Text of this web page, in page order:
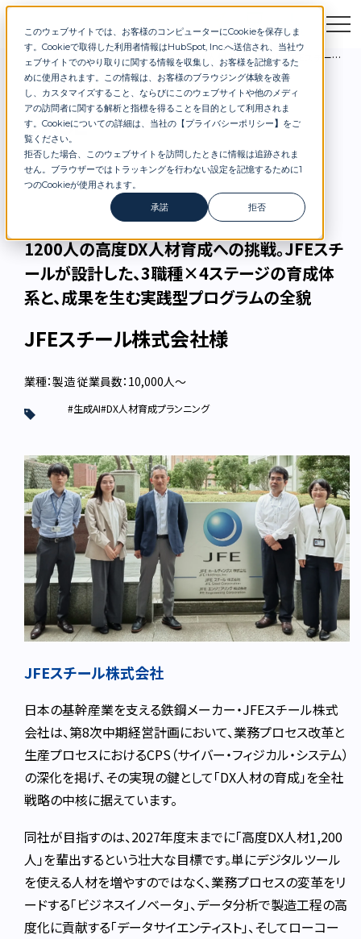
このウェブサイトでは、お客様のコンピューターにCookieを保存しま
す。Cookieで取得した利用者情報はHubSpot, Inc.へ送信され、当社ウ
ェブサイトでのやり取りに関する情報を収集し、お客様を記憶するた
めに使用されます。この情報は、お客様のブラウジング体験を改善
し、カスタマイズすること、ならびにこのウェブサイトや他のメディ
アの訪問者に関する解析と指標を得ることを目的として利用されま
す。Cookieについての詳細は、当社の【プライバシーポリシー】 をご
覧ください。
拒否した場合、このウェブサイトを訪問したときに情報は追跡されま
せん。ブラウザーではトラッキングを行わない設定を記憶するために1
つのCookieが使用されます。
承諾
拒否
お問合せ セミナー 資料DL
導入事例 1200人の高度DX人材育成への挑戦。JFEスチールが設計した、3職種×4ステージの育成体系と、成果を生む実践型プログラムの全貌
CASE
導入事例
1200人の高度DX人材育成への挑戦。JFEスチ
ールが設計した、3職種×4ステージの育成体
系と、成果を生む実践型プログラムの全貌
JFEスチール株式会社様
業種：製造従業員数：10,000人〜
#生成AI#DX人材育成プランニング
JFEスチール株式会社
日本の基幹産業を支える鉄鋼メーカー・JFEスチール株式
会社は、第8次中期経営計画において、業務プロセス改革と
生産プロセスにおけるCPS（サイバー・フィジカル・システム）
の深化を掲げ、その実現の鍵として「DX人材の育成」を全社
戦略の中核に据えています。
同社が目指すのは、2027年度末までに「高度DX人材1,200
人」を輩出するという壮大な目標です。単にデジタルツール
を使える人材を増やすのではなく、業務プロセスの変革をリ
ードする「ビジネスイノベータ」、データ分析で製造工程の高
度化に貢献する「データサイエンティスト」、そしてローコー